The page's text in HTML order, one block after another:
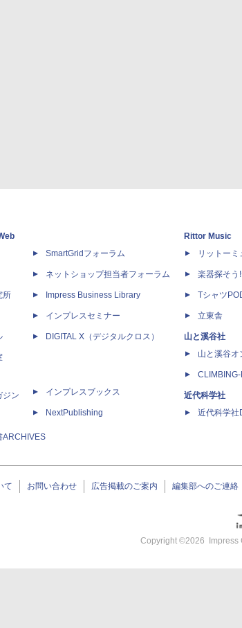
所
ジン
ARCHIVES
SmartGridフォーラム
ネットショップ担当者フォーラム
Impress Business Library
インプレスセミナー
DIGITAL X（デジタルクロス）
インプレスブックス
NextPublishing
Rittor Music
リットーミ
楽器探そう
Tシャツ
立東舎
山と溪谷社
山と溪谷オ
近代科学社
近代科学社
て お問い合わせ 広告掲載のご案内 編集部へのご連絡
Copyright ©2026